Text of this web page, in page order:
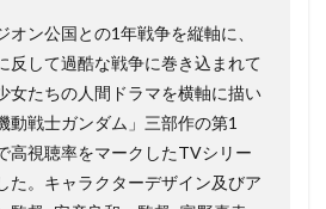
オン公国との1年戦争を縦軸に、
反して過酷な戦争に巻き込まれて
女たちの人間ドラマを横軸に描い
動戦士ガンダム」三部作の第1
高視聴率をマークしたTVシリー
た。キャラクターデザイン及びア